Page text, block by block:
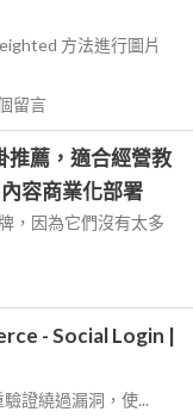
方法進行圖片
留言
推薦，適合經營教
容商業化部署
，因為它們沒有太多
- Social Login |
證繞過漏洞，使...